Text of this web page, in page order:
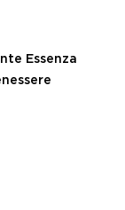
Essenza